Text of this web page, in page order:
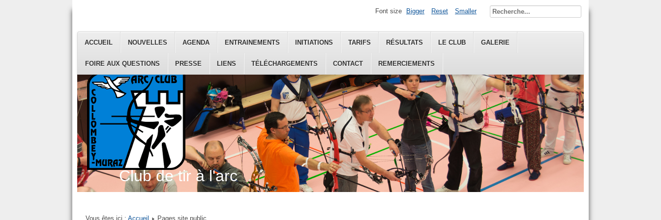
Club de tir à l'arc
ACCUEIL NOUVELLES AGENDA ENTRAINEMENTS INITIATIONS TARIFS RÉSULTATS LE CLUB GALERIE
FOIRE AUX QUESTIONS PRESSE LIENS TÉLÉCHARGEMENTS CONTACT REMERCIEMENTS
Font size Bigger Reset Smaller
Vous êtes ici : Accueil Pages site public